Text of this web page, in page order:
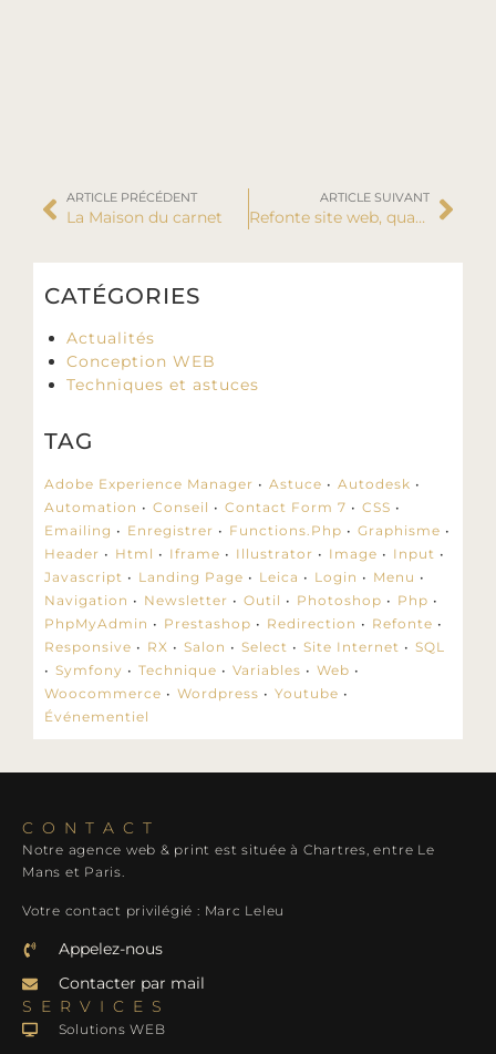
ARTICLE PRÉCÉDENT
La Maison du carnet
ARTICLE SUIVANT
Refonte site web, quand et pourquoi ?
CATÉGORIES
Actualités
Conception WEB
Techniques et astuces
TAG
Adobe Experience Manager Astuce
Autodesk
Automation
Conseil Contact Form 7
CSS
Emailing
Enregistrer Functions.php
Graphisme
Header
Html Iframe Illustrator Image
Input
Javascript
Landing Page Leica Login
Menu
Navigation
Newsletter Outil Photoshop
Php
PhpMyAdmin
Prestashop Redirection
Refonte
Responsive
RX Salon Select Site Internet
SQL
Symfony
Technique Variables
Web
Woocommerce
Wordpress
Youtube
Événementiel
CONTACT
Notre agence web & print est située à Chartres, entre Le
Mans et Paris.
Votre contact privilégié : Marc Leleu
Appelez-nous
Contacter par mail
SERVICES
Solutions WEB